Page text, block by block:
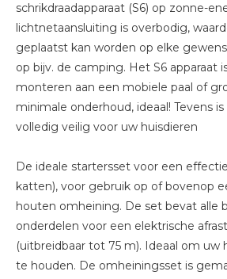
schrikdraadapparaat (S6) op zonne-
lichtnetaansluiting is overbodig,
geplaatst kan worden op elke
op bijv. de camping. Het S6 apparaat
monteren aan een mobiele paal of
minimale onderhoud, ideaal! Tevens
volledig veilig voor uw huisdieren
De ideale startersset voor een
katten), voor gebruik op of bovenop
houten omheining. De set bevat alle
onderdelen voor een elektrische
(uitbreidbaar tot 75 m). Ideaal om uw
te houden. De omheiningsset is